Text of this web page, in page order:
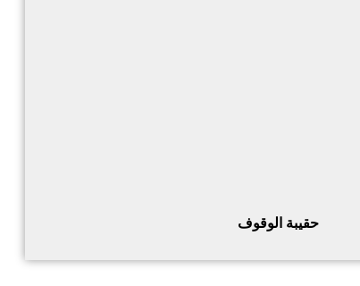
حقيبة الوقوف